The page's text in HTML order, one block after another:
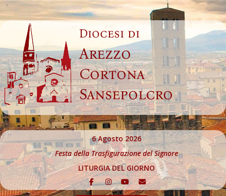
Skip
to
content
Diocesi di
Arezzo
Cortona
Sansepolcro
6 Agosto 2026
Festa della Trasfigurazione del Signore
LITURGIA DEL GIORNO